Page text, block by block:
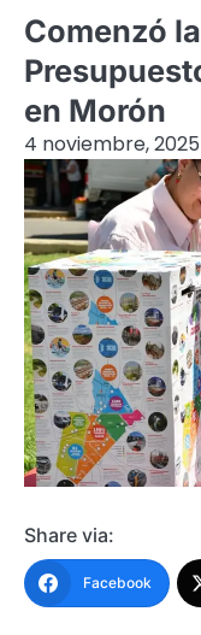
Comenzó
en Morón
4 noviembre, 2025
Share via:
Facebook